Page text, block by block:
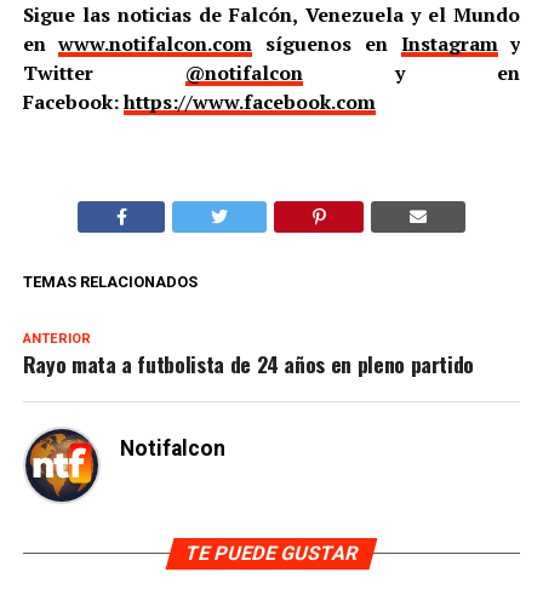
Sigue las noticias de Falcón, Venezuela y el Mundo
enwww.notifalcon.com síguenos en Instagramy
Twitter @notifalcony en
Facebook:https://www.facebook.com
TEMAS RELACIONADOS
ANTERIOR
Rayo mata a futbolista de 24 años en pleno partido
Notifalcon
TE PUEDE GUSTAR